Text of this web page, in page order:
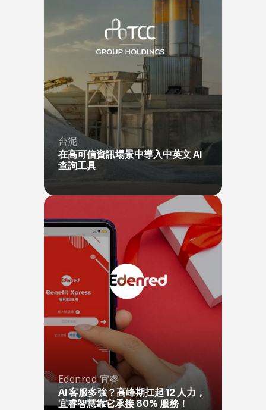
台泥
在高可信資訊場景中導入中英文 AI
查詢工具
Edenred 宜睿
AI 客服多強？高峰期扛起 12 人力，
宜睿智慧靠它承接 80% 服務！